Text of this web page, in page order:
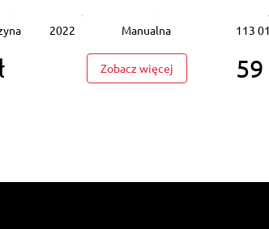
2022 Manualna
Zobacz więcej: WD6703S#1.5
113
59